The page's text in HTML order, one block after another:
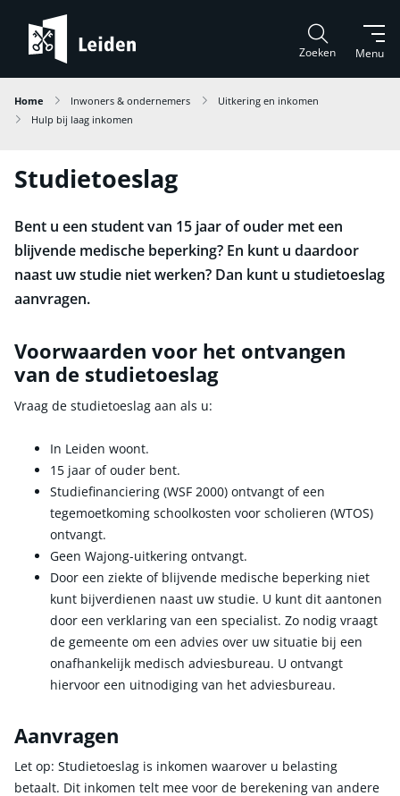
Menu
Zoeken
Home Inwoners & ondernemers
Uitkering en inkomen
Hulp bij laag inkomen
Studietoeslag
Bent u een student van 15 jaar of ouder met een
blijvende medische beperking? En kunt u daardoor
naast uw studie niet werken? Dan kunt u studietoeslag
aanvragen.
Voorwaarden voor het ontvangen
van de studietoeslag
Vraag de studietoeslag aan als u:
In Leiden woont.
15 jaar of ouder bent.
Studiefinanciering (WSF 2000) ontvangt of een
tegemoetkoming schoolkosten voor scholieren (WTOS)
ontvangt.
Geen Wajong-uitkering ontvangt.
Door een ziekte of blijvende medische beperking niet
kunt bijverdienen naast uw studie. U kunt dit aantonen
door een verklaring van een specialist. Zo nodig vraagt
de gemeente om een advies over uw situatie bij een
onafhankelijk medisch adviesbureau. U ontvangt
hiervoor een uitnodiging van het adviesbureau.
Aanvragen
Let op: Studietoeslag is inkomen waarover u belasting
betaalt. Dit inkomen telt mee voor de berekening van andere